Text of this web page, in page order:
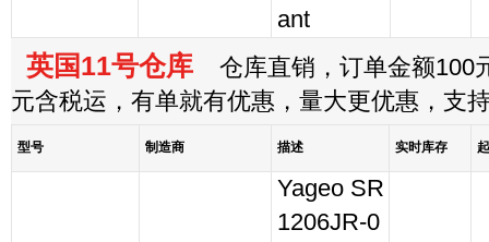
ant
英国11号仓库 仓库直销，订单金额100
元含税运，有单就有优惠，量大更优惠，支
型号 制造商 描述 实时库存
Yageo SR
1206JR-0